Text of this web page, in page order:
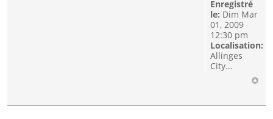
Enregistré
le: Dim Mar
01, 2009
12:30 pm
Localisation:
Allinges
City...